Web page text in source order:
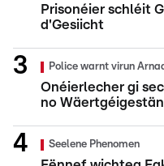
Prisonéier schléit
d'Gesiicht
Police warnt virun
Onéierlecher gi
no
Seelene Phenomen